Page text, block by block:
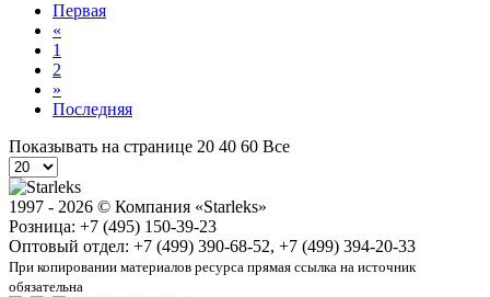
Первая
«
1
2
»
Последняя
Показывать на странице 20 40 60 Все
1997 - 2026 © Компания «Starleks»
Розница: +7 (495) 150-39-23
Оптовый отдел: +7 (499) 390-68-52, +7 (499) 394-20-33
При копировании материалов ресурса прямая ссылка на источник
обязательна